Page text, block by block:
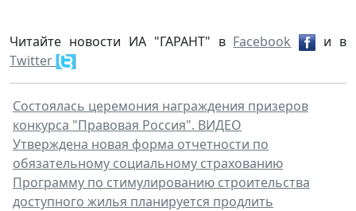
Читайте новости ИА "ГАРАНТ" в Facebook
и в
Twitter
Состоялась церемония награждения призеров
конкурса "Правовая Россия". ВИДЕО
Утверждена новая форма отчетности по
обязательному социальному страхованию
Программу по стимулированию строительства
доступного жилья планируется продлить